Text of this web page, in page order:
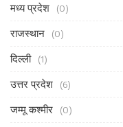
मध्य प्रदेश (0)
राजस्थान (0)
दिल्ली (1)
उत्तर प्रदेश (6)
जम्मू कश्मीर (0)